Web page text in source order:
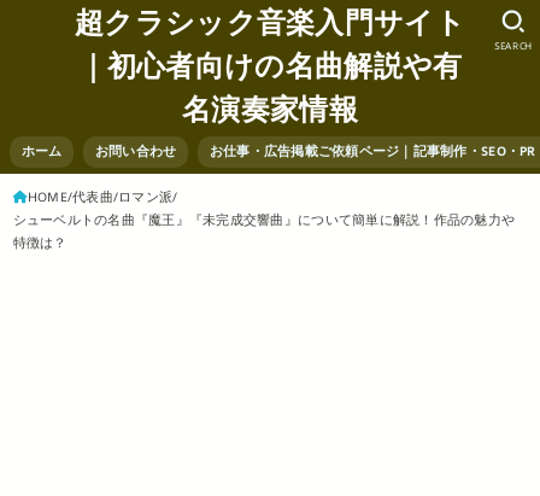
超クラシック音楽入門サイト
｜初心者向けの名曲解説や有
名演奏家情報
ホーム お問い合わせ お仕事・広告掲載ご依頼ページ｜記事制作・SEO・
SEARCH
HOME 代表曲 ロマン派
シューベルトの名曲『魔王』『未完成交響曲』について簡単に解説！作品の魅力や
特徴は？